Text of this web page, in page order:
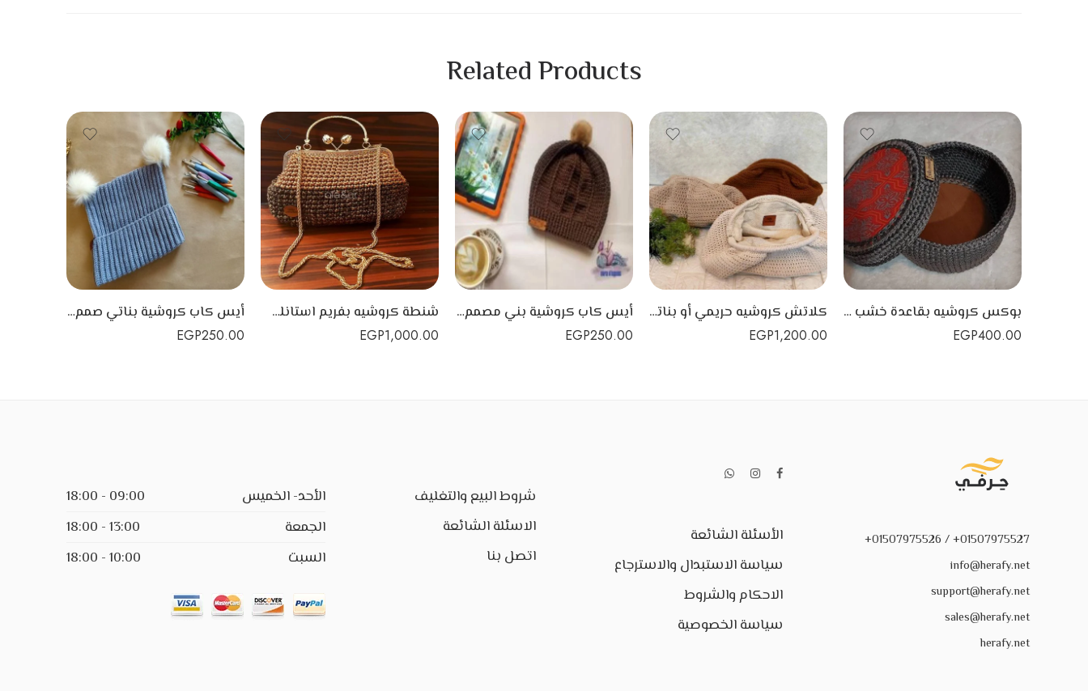
Related Products
بوكس كروشيه بقاعدة خشب مطبوع
EGP400.00
كلاتش كروشيه حريمي أو بناتي بدون يد
EGP1,200.00
أيس كاب كروشية بني مصمم يدوياً بطريقة رائعه
EGP250.00
شنطة كروشيه بفريم استانلس لامع وجذاب
EGP1,000.00
أيس كاب كروشية بناتي صمم يدوياً علي شكل قطة
EGP250.00
01507975527+ / 01507975526+
info@herafy.net
support@herafy.net
sales@herafy.net
herafy.net
الأسئلة الشائعة
سياسة الاستبدال والاسترجاع
الاحكام والشروط
سياسة الخصوصية
شروط البيع والتغليف
الاسئلة الشائعة
اتصل بنا
الأحد- الخميس
09:00 - 18:00
الجمعة
13:00 - 18:00
السبت
10:00 - 18:00